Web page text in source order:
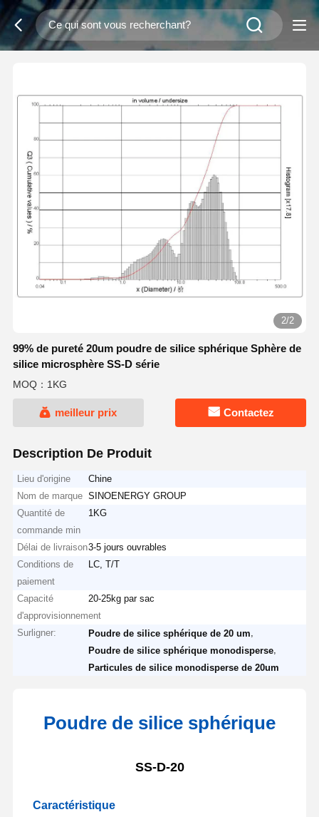
2/2
99% de pureté 20um poudre de silice sphérique Sphère de
silice microsphère SS-D série
MOQ：1KG
meilleur prix Contactez
Description De Produit
Lieu d'origine
Chine
Nom de marque SINOENERGY GROUP
Quantité de
commande min
1KG
Délai de livraison3-5 jours ouvrables
Conditions de
paiement
LC, T/T
Capacité
d'approvisionnement
20-25kg par sac
Surligner: Poudre de silice sphérique de 20 um
Poudre de silice sphérique monodisperse
Particules de silice monodisperse de 20um
Poudre de silice sphérique
SS-D-20
Caractéristique